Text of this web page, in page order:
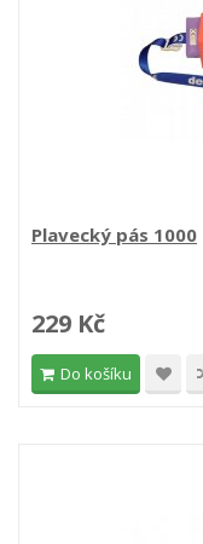
Plavecký pás 1000
229 Kč
Do košíku